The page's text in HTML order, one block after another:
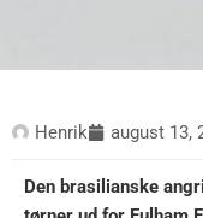
Henrik august 13,
Den brasilianske